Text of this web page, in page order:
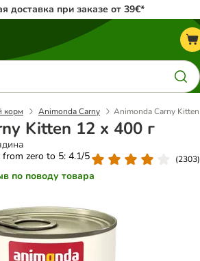
доставка при заказе от 39€*
корм Animonda Carny Animonda Carny
Kitten 12 x 400 г
zero to 5: 4.1/5
(2303)
по поводу товара